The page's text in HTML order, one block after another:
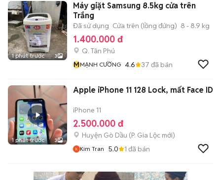
1 phút trước 3
Máy giặt Samsung 8.5kg cửa trên
Trắng
Đã sử dụng Cửa trên (lồng đứng) 8 - 8.9 kg
1.400.000 đ
Q. Tân Phú
MMẠNH CƯỜNG 4.6 37 đã bán
1 phút trước 3
Apple iPhone 11 128 Lock, mất Face ID
iPhone 11
2.500.000 đ
Huyện Gò Dầu (P. Gia Lộc mới)
Kim Tran 5.0 1 đã bán